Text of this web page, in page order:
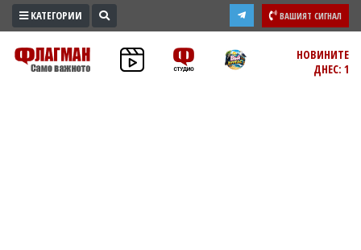
ПРОМО
ЗОНА
КАТЕГОРИИ ВАШИЯТ СИГНАЛ
НОВИНИТЕ
ДНЕС: 1